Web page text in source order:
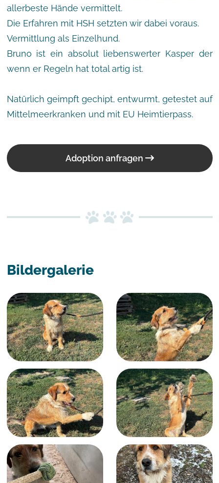
allerbeste Hände vermittelt.
Die Erfahren mit HSH setzten wir dabei voraus.
Vermittlung als Einzelhund.
Bruno ist ein absolut liebenswerter Kasper der
wenn er Regeln hat total artig ist.
Natürlich geimpft gechipt, entwurmt, getestet auf
Mittelmeerkranken und mit EU Heimtierpass.
Adoption anfragen
Bildergalerie